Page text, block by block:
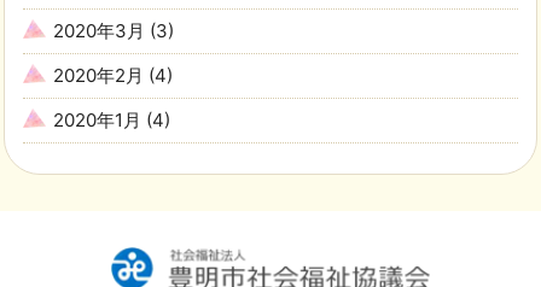
2020年3月 (3)
2020年2月 (4)
2020年1月 (4)